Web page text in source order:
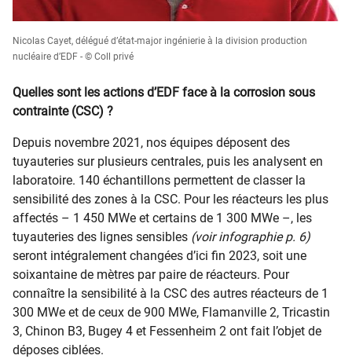
Nicolas Cayet, délégué d’état-major ingénierie à la division production
nucléaire d’EDF - © Coll privé
Quelles sont les actions d’EDF face à la corrosion sous
contrainte (CSC) ?
Depuis novembre 2021, nos équipes déposent des
tuyauteries sur plusieurs centrales, puis les analysent en
laboratoire. 140 échantillons permettent de classer la
sensibilité des zones à la CSC. Pour les réacteurs les plus
affectés – 1 450 MWe et certains de 1 300 MWe –, les
tuyauteries des lignes sensibles (voir infographie p. 6)
seront intégralement changées d’ici fin 2023, soit une
soixantaine de mètres par paire de réacteurs. Pour
connaître la sensibilité à la CSC des autres réacteurs de 1
300 MWe et de ceux de 900 MWe, Flamanville 2, Tricastin
3, Chinon B3, Bugey 4 et Fessenheim 2 ont fait l’objet de
déposes ciblées.